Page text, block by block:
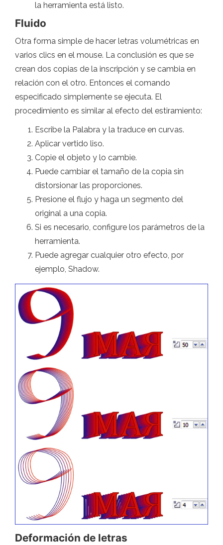
la herramienta está listo.
Fluido
Otra forma simple de hacer letras volumétricas en
varios clics en el mouse. La conclusión es que se
crean dos copias de la inscripción y se cambia en
relación con el otro. Entonces el comando
especificado simplemente se ejecuta. El
procedimiento es similar al efecto del estiramiento:
Escribe la Palabra y la traduce en curvas.
Aplicar vertido liso.
Copie el objeto y lo cambie.
Puede cambiar el tamaño de la copia sin
distorsionar las proporciones.
Presione el flujo y haga un segmento del
original a una copia.
Si es necesario, configure los parámetros de la
herramienta.
Puede agregar cualquier otro efecto, por
ejemplo, Shadow.
Deformación de letras